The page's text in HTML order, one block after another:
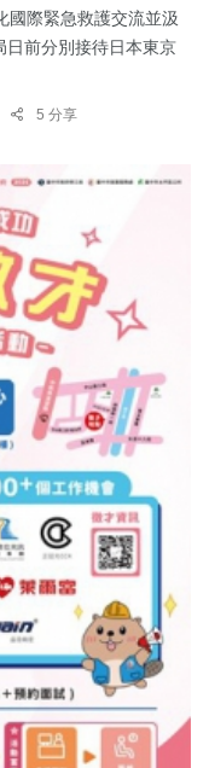
國際緊急救護交流並汲
日前分別接待日本東京
5 分享